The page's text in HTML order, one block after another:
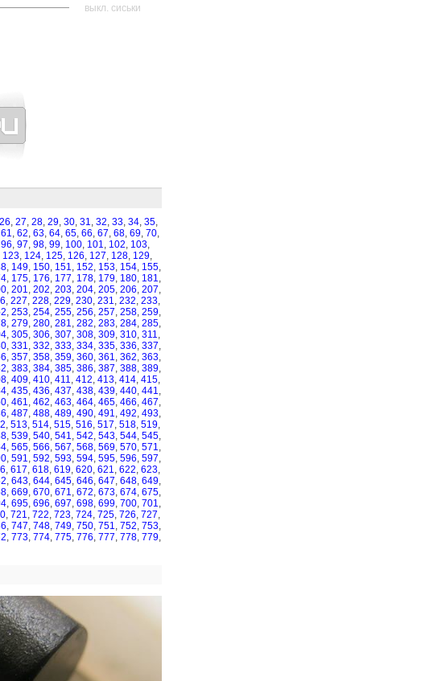
————— выкл. сиськи
26, 27, 28, 29, 30, 31, 32, 33, 34, 35,
61, 62, 63, 64, 65, 66, 67, 68, 69, 70,
96, 97, 98, 99, 100, 101, 102, 103,
123, 124, 125, 126, 127, 128, 129,
, 149, 150, 151, 152, 153, 154, 155,
, 175, 176, 177, 178, 179, 180, 181,
, 201, 202, 203, 204, 205, 206, 207,
, 227, 228, 229, 230, 231, 232, 233,
, 253, 254, 255, 256, 257, 258, 259,
, 279, 280, 281, 282, 283, 284, 285,
, 305, 306, 307, 308, 309, 310, 311,
, 331, 332, 333, 334, 335, 336, 337,
, 357, 358, 359, 360, 361, 362, 363,
, 383, 384, 385, 386, 387, 388, 389,
, 409, 410, 411, 412, 413, 414, 415,
, 435, 436, 437, 438, 439, 440, 441,
, 461, 462, 463, 464, 465, 466, 467,
, 487, 488, 489, 490, 491, 492, 493,
, 513, 514, 515, 516, 517, 518, 519,
, 539, 540, 541, 542, 543, 544, 545,
, 565, 566, 567, 568, 569, 570, 571,
, 591, 592, 593, 594, 595, 596, 597,
, 617, 618, 619, 620, 621, 622, 623,
, 643, 644, 645, 646, 647, 648, 649,
, 669, 670, 671, 672, 673, 674, 675,
, 695, 696, 697, 698, 699, 700, 701,
, 721, 722, 723, 724, 725, 726, 727,
, 747, 748, 749, 750, 751, 752, 753,
, 773, 774, 775, 776, 777, 778, 779,